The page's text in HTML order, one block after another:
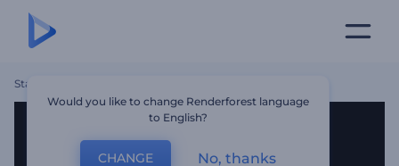
Startseite
Would you like to change Renderforest language
to English?
CHANGE No, thanks